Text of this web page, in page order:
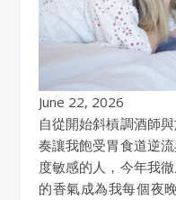
June 22, 2026
自從開始斜槓調酒師與旅遊部落客的生活後，高壓的節
奏讓我飽受胃食道逆
度敏感的人，今年我
的香氣成為我每個夜